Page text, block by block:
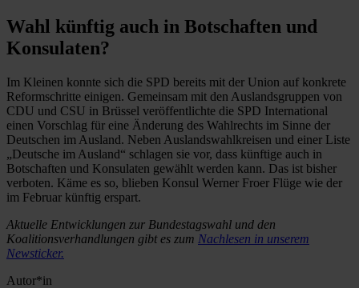
Wahl künftig auch in Botschaften und
Konsulaten?
Im Kleinen konnte sich die SPD bereits mit der Union auf konkrete
Reformschritte einigen. Gemeinsam mit den Auslandsgruppen von
CDU und CSU in Brüssel veröffentlichte die SPD International
einen Vorschlag für eine Änderung des Wahlrechts im Sinne der
Deutschen im Ausland. Neben Auslandswahlkreisen und einer Liste
„Deutsche im Ausland“ schlagen sie vor, dass künftige auch in
Botschaften und Konsulaten gewählt werden kann. Das ist bisher
verboten. Käme es so, blieben Konsul Werner Froer Flüge wie der
im Februar künftig erspart.
Aktuelle Entwicklungen zur Bundestagswahl und den
Koalitionsverhandlungen gibt es zum Nachlesen in unserem
Newsticker.
Autor*in